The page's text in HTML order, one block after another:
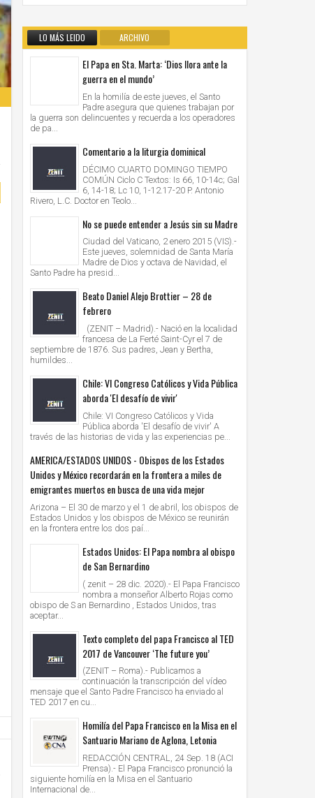
LO MÁS LEIDO ARCHIVO
El Papa en Sta. Marta: ‘Dios llora ante la
guerra en el mundo’
En la homilía de este jueves, el Santo
Padre asegura que quienes trabajan por
la guerra son delincuentes y recuerda a los operadores
de pa...
Comentario a la liturgia dominical
DÉCIMO CUARTO DOMINGO TIEMPO
COMÚN Ciclo C Textos: Is 66, 10-14c; Gal
6, 14-18; Lc 10, 1-12.17-20 P. Antonio
Rivero, L.C. Doctor en Teolo...
No se puede entender a Jesús sin su Madre
Ciudad del Vaticano, 2 enero 2015 (VIS).-
Este jueves, solemnidad de Santa María
Madre de Dios y octava de Navidad, el
Santo Padre ha presid...
Beato Daniel Alejo Brottier – 28 de
febrero
(ZENIT – Madrid).- Nació en la localidad
francesa de La Ferté Saint-Cyr el 7 de
septiembre de 1876. Sus padres, Jean y Bertha,
humildes...
Chile: VI Congreso Católicos y Vida Pública
aborda 'El desafío de vivir'
Chile: VI Congreso Católicos y Vida
Pública aborda 'El desafío de vivir' A
través de las historias de vida y las experiencias pe...
AMERICA/ESTADOS UNIDOS - Obispos de los Estados
Unidos y México recordarán en la frontera a miles de
emigrantes muertos en busca de una vida mejor
Arizona – El 30 de marzo y el 1 de abril, los obispos de
Estados Unidos y los obispos de México se reunirán
en la frontera entre los dos paí...
Estados Unidos: El Papa nombra al obispo
de San Bernardino
( zenit – 28 dic. 2020).- El Papa Francisco
nombra a monseñor Alberto Rojas como
obispo de S an Bernardino , Estados Unidos, tras
aceptar...
Texto completo del papa Francisco al TED
2017 de Vancouver ‘The future you’
(ZENIT – Roma).- Publicamos a
continuación la transcripción del vídeo
mensaje que el Santo Padre Francisco ha enviado al
TED 2017 en cu...
Homilía del Papa Francisco en la Misa en el
Santuario Mariano de Aglona, Letonia
REDACCIÓN CENTRAL, 24 Sep. 18 (ACI
Prensa).- El Papa Francisco pronunció la
siguiente homilía en la Misa en el Santuario
Internacional de...